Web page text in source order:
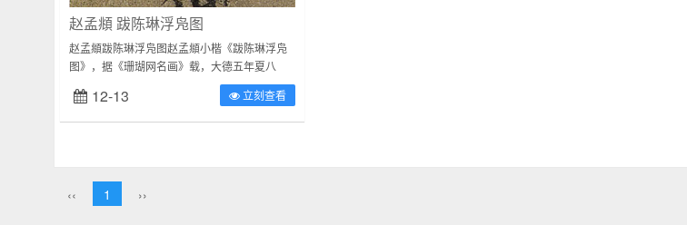
赵孟頫 跋陈琳浮凫图
赵孟頫跋陈琳浮凫图赵孟頫小楷《跋陈琳浮凫
图》，据《珊瑚网名画》载，大德五年夏八
月，陈琳访孟頫于松雪斋，作《溪凫图》，孟
頫为之润色。释文：陈仲美戏作此图，近世...
12-13 立刻查看
‹‹ 1 ››